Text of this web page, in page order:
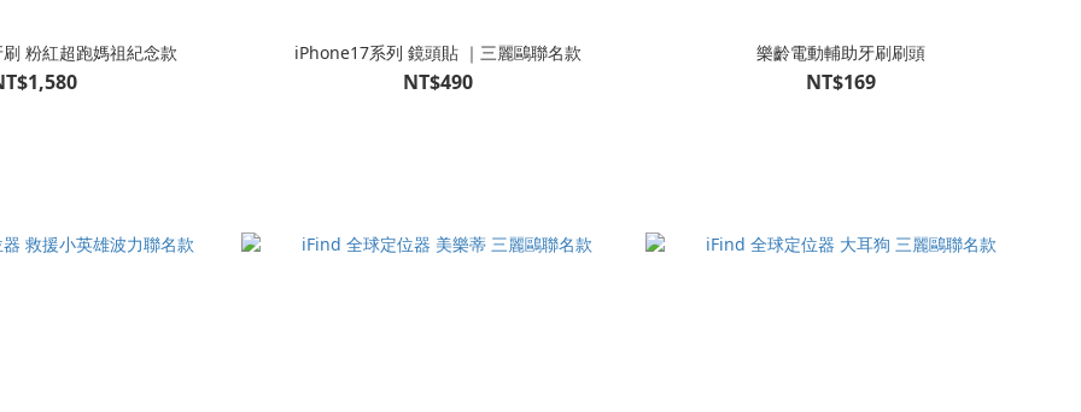
粉紅超跑媽祖紀念款 iPhone17系列 鏡頭貼 ｜三麗鷗聯名款
NT$490
樂齡電動輔助牙刷刷頭
NT$169